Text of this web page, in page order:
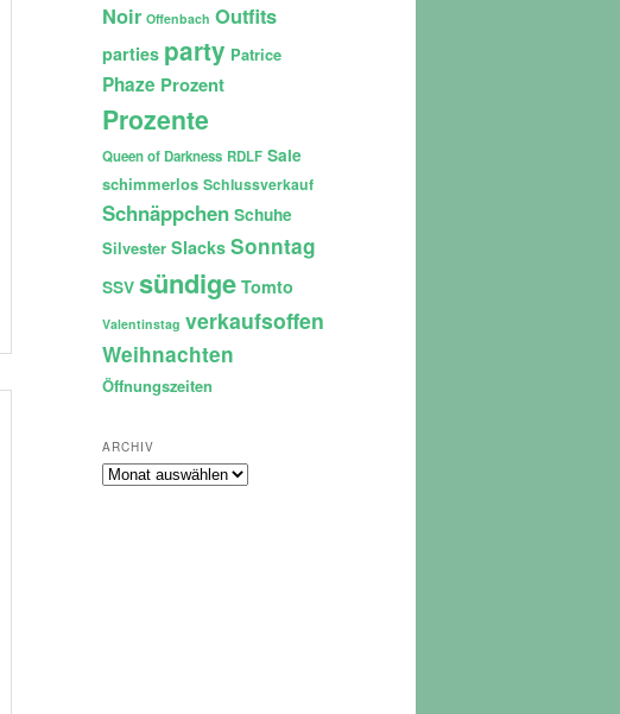
Noir Offenbach Outfits
parties party Patrice
Phaze Prozent
Prozente
Queen of Darkness RDLF Sale
schimmerlos Schlussverkauf
Schnäppchen Schuhe
Silvester Slacks Sonntag
SSV sündige Tomto
Valentinstag verkaufsoffen
Weihnachten
Öffnungszeiten
ARCHIV
Archiv